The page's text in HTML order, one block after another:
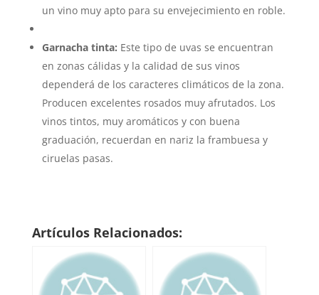
un vino muy apto para su envejecimiento en roble.
Garnacha tinta: Este tipo de uvas se encuentran
en zonas cálidas y la calidad de sus vinos
dependerá de los caracteres climáticos de la zona.
Producen excelentes rosados muy afrutados. Los
vinos tintos, muy aromáticos y con buena
graduación, recuerdan en nariz la frambuesa y
ciruelas pasas.
Artículos Relacionados: